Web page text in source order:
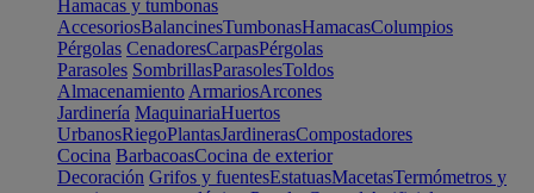
Hamacas y tumbonas
AccesoriosBalancinesTumbonasHamacasColumpios
Pérgolas CenadoresCarpasPérgolas
Parasoles SombrillasParasolesToldos
Almacenamiento ArmariosArcones
Jardinería MaquinariaHuertos
UrbanosRiegoPlantasJardinerasCompostadores
Cocina BarbacoasCocina de exterior
Decoración Grifos y fuentesEstatuasMacetasTermómetros y